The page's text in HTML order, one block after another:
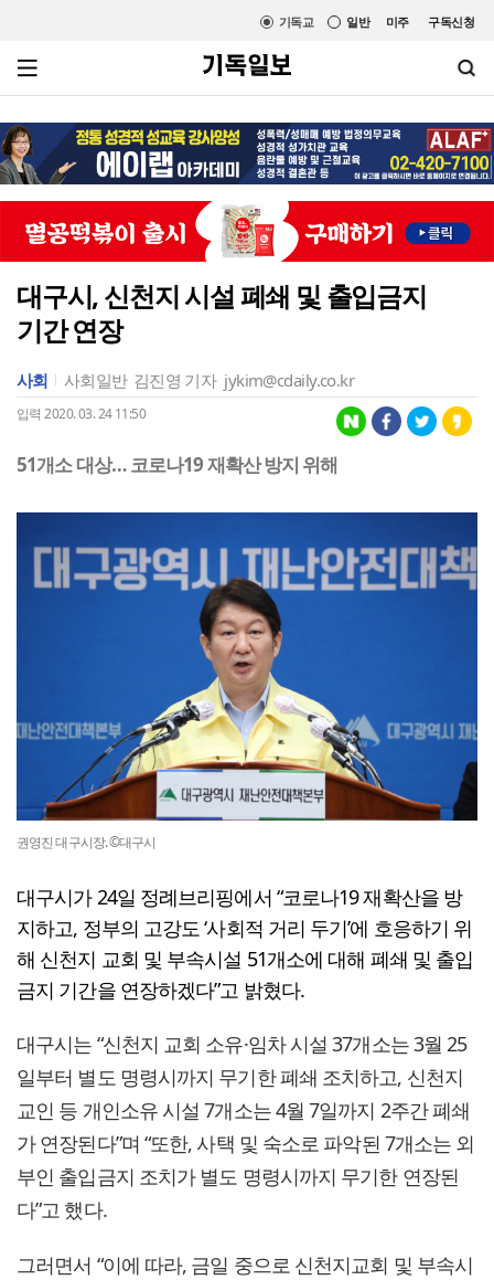
미주 구독신청
일반
기독교
대구시, 신천지 시설 폐쇄 및 출입금지
기간 연장
사회 사회일반 김진영 기자 jykim@cdaily.co.kr
입력 2020. 03. 24 11:50
51개소 대상… 코로나19 재확산 방지 위해
권영진 대구시장. ©대구시
대구시가 24일 정례브리핑에서 “코로나19 재확산을 방
지하고, 정부의 고강도 ‘사회적 거리 두기’에 호응하기 위
해 신천지 교회 및 부속시설 51개소에 대해 폐쇄 및 출입
금지 기간을 연장하겠다”고 밝혔다.
대구시는 “신천지 교회 소유·임차 시설 37개소는 3월 25
일부터 별도 명령시까지 무기한 폐쇄 조치하고, 신천지
교인 등 개인소유 시설 7개소는 4월 7일까지 2주간 폐쇄
가 연장된다”며 “또한, 사택 및 숙소로 파악된 7개소는 외
부인 출입금지 조치가 별도 명령시까지 무기한 연장된
다”고 했다.
그러면서 “이에 따라, 금일 중으로 신천지교회 및 부속시